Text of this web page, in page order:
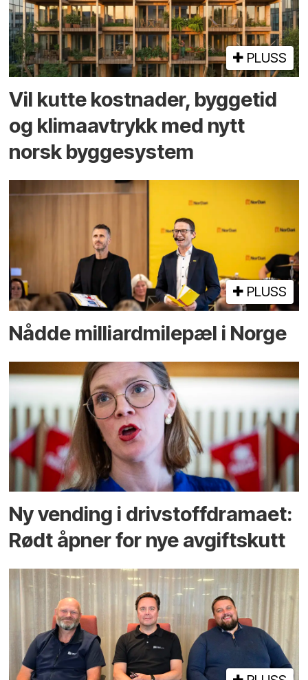
PLUSS
Vil kutte kostnader, byggetid
og klima­avtrykk med nytt
norsk bygge­system
PLUSS
Nådde milliard­­milepæl i Norge
Ny vending i drivstoffdramaet:
Rødt åpner for nye avgiftskutt